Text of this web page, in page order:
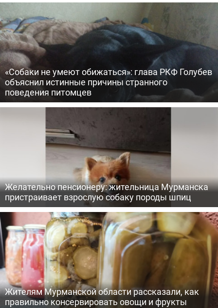
«Собаки не умеют обижаться»: глава РКФ Голубев
объяснил истинные причины странного
поведения питомцев
Желательно пенсионеру: жительница Мурманска
пристраивает взрослую собаку породы шпиц
Жителям Мурманской области рассказали, как
правильно консервировать овощи и фрукты